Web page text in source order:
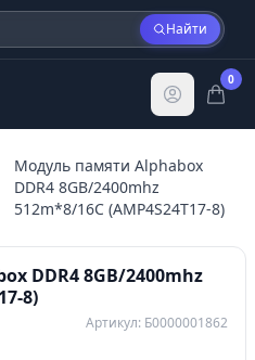
Найти
0
Модуль памяти Alphabox
DDR4 8GB/2400mhz
512m*8/16C (AMP4S24T17-8)
DDR4 8GB/2400mhz
8)
Артикул: Б0000001862